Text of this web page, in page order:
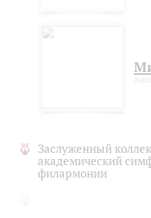
Заслуженный
академический
филармонии